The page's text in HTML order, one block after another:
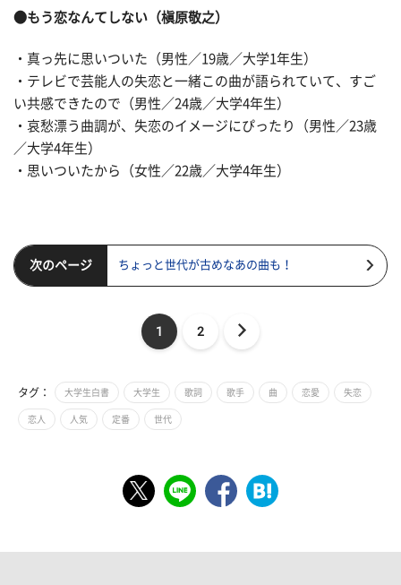
●もう恋なんてしない（槇原敬之）
・真っ先に思いついた（男性／19歳／大学1年生）
・テレビで芸能人の失恋と一緒この曲が語られていて、すご
い共感できたので（男性／24歳／大学4年生）
・哀愁漂う曲調が、失恋のイメージにぴったり（男性／23歳
／大学4年生）
・思いついたから（女性／22歳／大学4年生）
次のページ ちょっと世代が古めなあの曲も！
1 2
タグ： 大学生白書 大学生 歌詞 歌手 曲 恋愛 失恋
恋人 人気 定番 世代